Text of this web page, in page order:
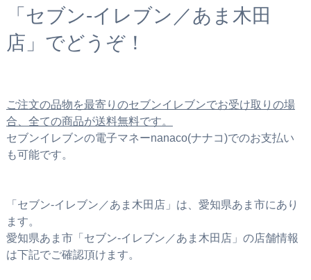
「セブン‐イレブン／あま木田
店」でどうぞ！
ご注文の品物を最寄りのセブンイレブンでお受け取りの場
合、全ての商品が送料無料です。
セブンイレブンの電子マネーnanaco(ナナコ)でのお支払い
も可能です。
「セブン‐イレブン／あま木田店」は、愛知県あま市にあり
ます。
愛知県あま市「セブン‐イレブン／あま木田店」の店舗情報
は下記でご確認頂けます。